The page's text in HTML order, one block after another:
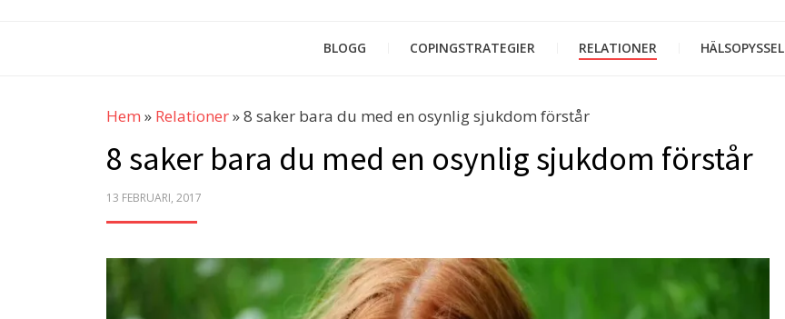
BLOGG COPINGSTRATEGIER RELATIONER HÄLSOPYSSEL
Hem » Relationer»8 saker bara du med en osynlig sjukdom förstår
8 saker bara du med en osynlig sjukdom förstår
POSTED
13 FEBRUARI, 2017